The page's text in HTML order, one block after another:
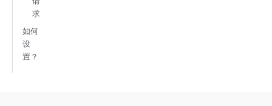
求
如何
设
置？